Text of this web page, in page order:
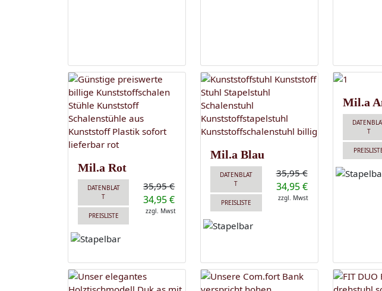
Mil.a Rot
DATENBLAT
T
PREISLISTE
35,95 €
34,95 €
zzgl. Mwst
Mil.a Blau
DATENBLAT
T
PREISLISTE
35,95 €
34,95 €
zzgl. Mwst
Mil.a
T